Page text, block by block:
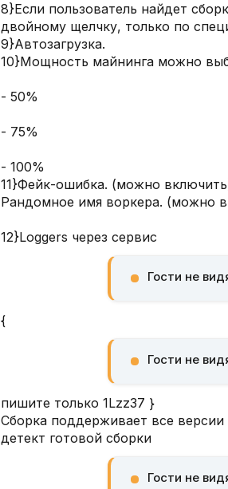
8}Если пользователь найдет
двойному щелчку, только по
9}Автозагрузка.
10}Мощность майнинга можно
- 50%
- 75%
- 100%
11}Фейк-ошибка. (можно
Рандомное имя воркера. (можно
12}Loggers через сервис
Гости не
{
Гости не
пишите только 1Lzz37 }
Сборка поддерживает все
детект готовой сборки
Гости не